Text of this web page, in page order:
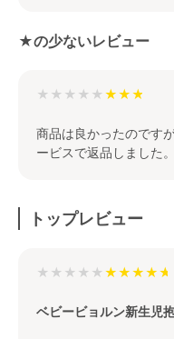
★の少ないレビュー
★★★★★
商品は良かったのです
ービスで返品しました
トップレビュー
★★★★★
ベビービョルン新生児